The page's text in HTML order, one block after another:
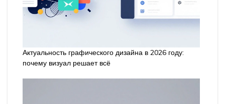
Актуальность графического дизайна в 2026 году:
почему визуал решает всё